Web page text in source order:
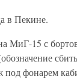
в Пекине.
МиГ-15 с
фонарем